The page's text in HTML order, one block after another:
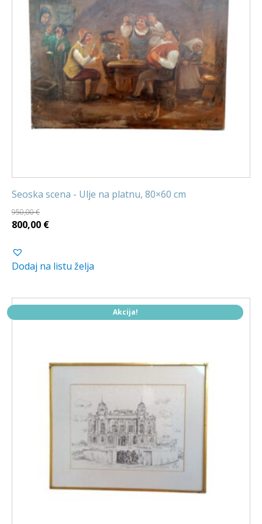
Seoska scena - Ulje na platnu, 80×60 cm
950,00€
Izvorna
bila
je:
800,00 €Trenutna
800,00 €.
Dodaj na listu želja
Akcija!